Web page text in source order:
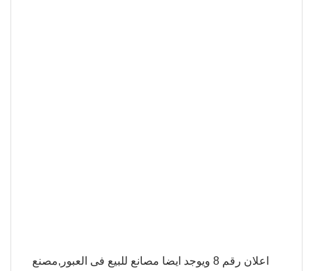
اعلان رقم 8 ويوجد ايضا مصانع للبيع فى العبور,مصنع